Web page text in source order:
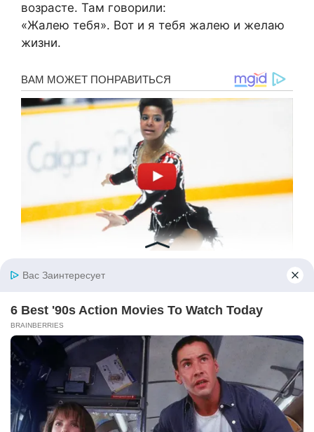
возрасте. Там говорили:
«Жалею тебя». Вот и я тебя жалею и желаю
жизни.